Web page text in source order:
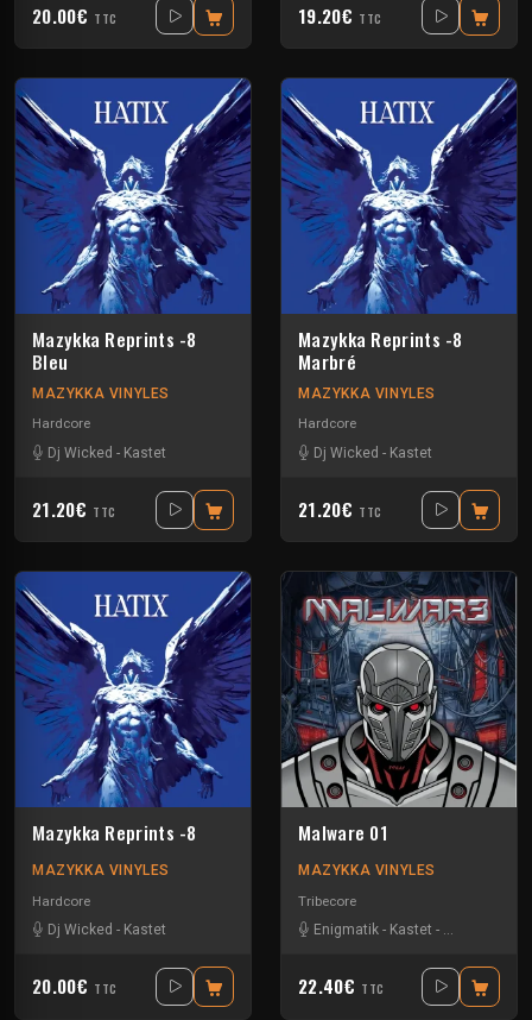
20.00€ TTC 19.20€ TTC
Mazykka Reprints -8
Bleu
MAZYKKA VINYLES
Hardcore
Dj Wicked - Kastet
21.20€ TTC
Mazykka Reprints -8
Marbré
MAZYKKA VINYLES
Hardcore
Dj Wicked - Kastet
21.20€ TTC
Mazykka Reprints -8
MAZYKKA VINYLES
Hardcore
Dj Wicked - Kastet
20.00€ TTC
Malware 01
MAZYKKA VINYLES
Tribecore
Enigmatik - Kastet - The Guard
22.40€ TTC